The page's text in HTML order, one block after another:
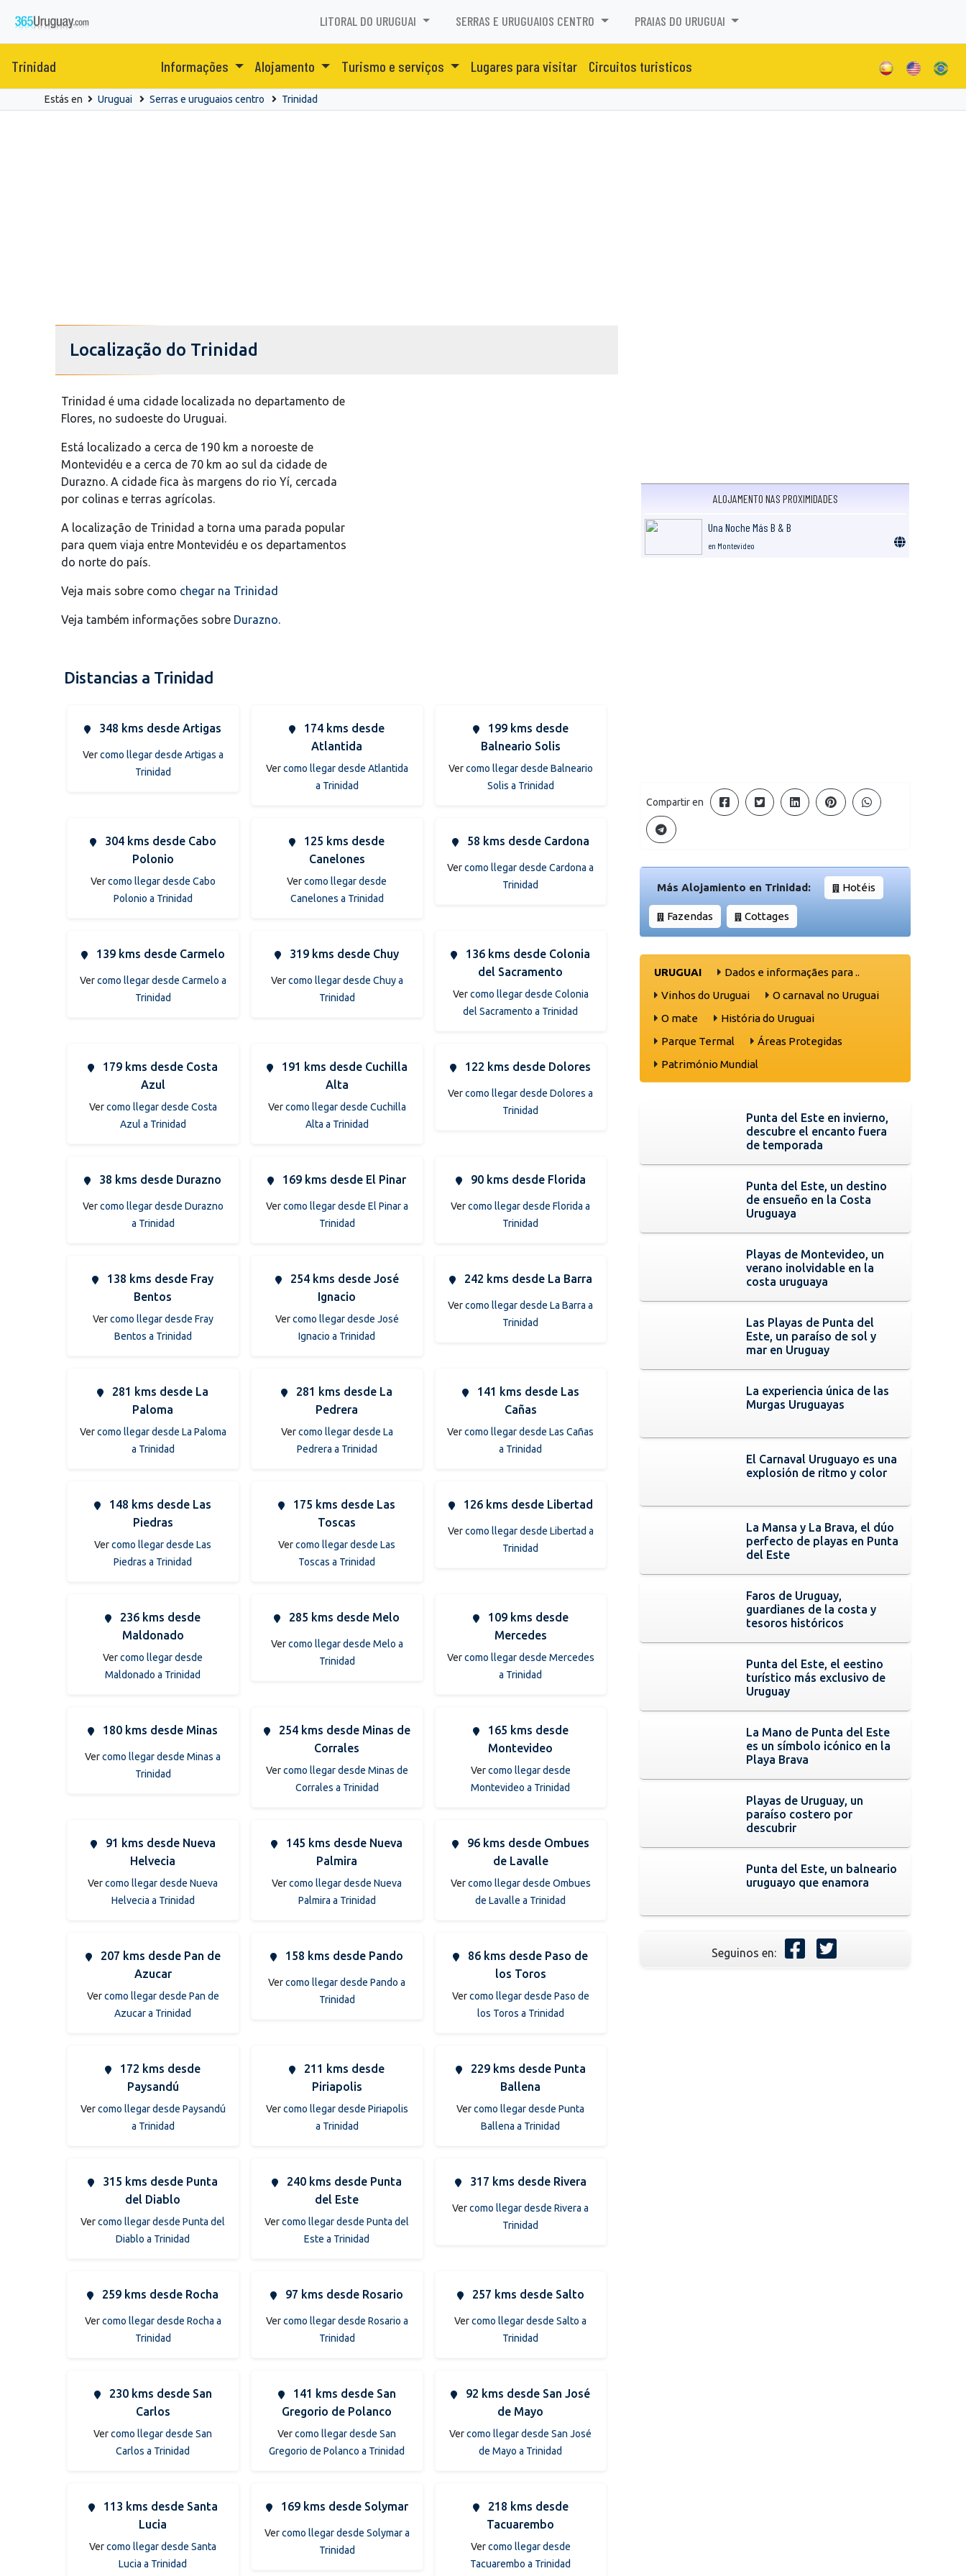
LITORAL DO URUGUAI SERRAS E URUGUAIOS CENTRO PRAIAS DO URUGUAI
Trinidad Informações Alojamento Turismo e serviços Lugares para visitar Circuitos turisticos
Estás en Uruguai Serras e uruguaios centro Trinidad
Localização do Trinidad
Trinidad é uma cidade localizada no departamento de
Flores, no sudoeste do Uruguai.
Está localizado a cerca de 190 km a noroeste de
Montevidéu e a cerca de 70 km ao sul da cidade de
Durazno. A cidade fica às margens do rio Yí, cercada
por colinas e terras agrícolas.
A localização de Trinidad a torna uma parada popular
para quem viaja entre Montevidéu e os departamentos
do norte do país.
Veja mais sobre como chegar na Trinidad
Veja também informações sobre Durazno.
Distancias a Trinidad
348 kms desde Artigas
Vercomo llegar desde Artigas a
Trinidad
174 kms desde
Atlantida
Vercomo llegar desde Atlantida
a Trinidad
199 kms desde
Balneario Solis
Vercomo llegar desde Balneario
Solis a Trinidad
304 kms desde Cabo
Polonio
Vercomo llegar desde Cabo
Polonio a Trinidad
125 kms desde
Canelones
Vercomo llegar desde
Canelones a Trinidad
58 kms desde Cardona
Vercomo llegar desde Cardona a
Trinidad
139 kms desde Carmelo
Vercomo llegar desde Carmelo a
Trinidad
319 kms desde Chuy
Vercomo llegar desde Chuy a
Trinidad
136 kms desde Colonia
del Sacramento
Vercomo llegar desde Colonia
del Sacramento a Trinidad
179 kms desde Costa
Azul
Vercomo llegar desde Costa
Azul a Trinidad
191 kms desde Cuchilla
Alta
Vercomo llegar desde Cuchilla
Alta a Trinidad
122 kms desde Dolores
Vercomo llegar desde Dolores a
Trinidad
38 kms desde Durazno
Vercomo llegar desde Durazno
a Trinidad
169 kms desde El Pinar
Vercomo llegar desde El Pinar a
Trinidad
90 kms desde Florida
Vercomo llegar desde Florida a
Trinidad
138 kms desde Fray
Bentos
Vercomo llegar desde Fray
Bentos a Trinidad
254 kms desde José
Ignacio
Vercomo llegar desde José
Ignacio a Trinidad
242 kms desde La Barra
Vercomo llegar desde La Barra a
Trinidad
281 kms desde La
Paloma
Vercomo llegar desde La Paloma
a Trinidad
281 kms desde La
Pedrera
Vercomo llegar desde La
Pedrera a Trinidad
141 kms desde Las
Cañas
Vercomo llegar desde Las Cañas
a Trinidad
148 kms desde Las
Piedras
Vercomo llegar desde Las
Piedras a Trinidad
175 kms desde Las
Toscas
Vercomo llegar desde Las
Toscas a Trinidad
126 kms desde Libertad
Vercomo llegar desde Libertad a
Trinidad
236 kms desde
Maldonado
Vercomo llegar desde
Maldonado a Trinidad
285 kms desde Melo
Vercomo llegar desde Melo a
Trinidad
109 kms desde
Mercedes
Vercomo llegar desde Mercedes
a Trinidad
180 kms desde Minas
Vercomo llegar desde Minas a
Trinidad
254 kms desde Minas de
Corrales
Vercomo llegar desde Minas de
Corrales a Trinidad
165 kms desde
Montevideo
Vercomo llegar desde
Montevideo a Trinidad
91 kms desde Nueva
Helvecia
Vercomo llegar desde Nueva
Helvecia a Trinidad
145 kms desde Nueva
Palmira
Vercomo llegar desde Nueva
Palmira a Trinidad
96 kms desde Ombues
de Lavalle
Vercomo llegar desde Ombues
de Lavalle a Trinidad
207 kms desde Pan de
Azucar
Vercomo llegar desde Pan de
Azucar a Trinidad
158 kms desde Pando
Vercomo llegar desde Pando a
Trinidad
86 kms desde Paso de
los Toros
Vercomo llegar desde Paso de
los Toros a Trinidad
172 kms desde
Paysandú
Vercomo llegar desde Paysandú
a Trinidad
211 kms desde
Piriapolis
Vercomo llegar desde Piriapolis
a Trinidad
229 kms desde Punta
Ballena
Vercomo llegar desde Punta
Ballena a Trinidad
315 kms desde Punta
del Diablo
Vercomo llegar desde Punta del
Diablo a Trinidad
240 kms desde Punta
del Este
Vercomo llegar desde Punta del
Este a Trinidad
317 kms desde Rivera
Vercomo llegar desde Rivera a
Trinidad
259 kms desde Rocha
Vercomo llegar desde Rocha a
Trinidad
97 kms desde Rosario
Vercomo llegar desde Rosario a
Trinidad
257 kms desde Salto
Vercomo llegar desde Salto a
Trinidad
230 kms desde San
Carlos
Vercomo llegar desde San
Carlos a Trinidad
141 kms desde San
Gregorio de Polanco
Vercomo llegar desde San
Gregorio de Polanco a Trinidad
92 kms desde San José
de Mayo
Vercomo llegar desde San José
de Mayo a Trinidad
113 kms desde Santa
Lucia
Vercomo llegar desde Santa
Lucia a Trinidad
169 kms desde Solymar
Vercomo llegar desde Solymar a
Trinidad
218 kms desde
Tacuarembo
Vercomo llegar desde
Tacuarembo a Trinidad
ALOJAMENTO NAS PROXIMIDADES
Una Noche Más B & B
en Montevideo
Compartir en
Más Alojamiento en Trinidad: Hotéis
Fazendas Cottages
URUGUAI
Dados e informaçães para ..
Vinhos do Uruguai
O carnaval no Uruguai
O mate
História do Uruguai
Parque Termal
Áreas Protegidas
Património Mundial
Punta del Este en invierno,
descubre el encanto fuera
de temporada
Punta del Este, un destino
de ensueño en la Costa
Uruguaya
Playas de Montevideo, un
verano inolvidable en la
costa uruguaya
Las Playas de Punta del
Este, un paraíso de sol y
mar en Uruguay
La experiencia única de las
Murgas Uruguayas
El Carnaval Uruguayo es una
explosión de ritmo y color
La Mansa y La Brava, el dúo
perfecto de playas en Punta
del Este
Faros de Uruguay,
guardianes de la costa y
tesoros históricos
Punta del Este, el eestino
turístico más exclusivo de
Uruguay
La Mano de Punta del Este
es un símbolo icónico en la
Playa Brava
Playas de Uruguay, un
paraíso costero por
descubrir
Punta del Este, un balneario
uruguayo que enamora
Seguinos en: